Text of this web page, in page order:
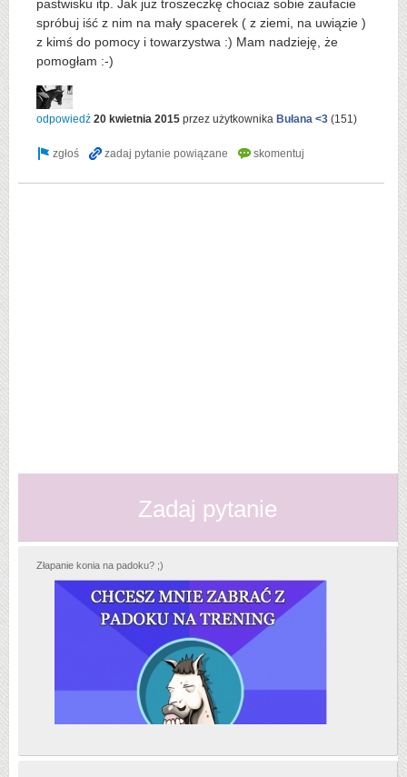
pastwisku itp. Jak już troszeczkę chociaż sobie zaufacie
spróbuj iść z nim na mały spacerek ( z ziemi, na uwiązie )
z kimś do pomocy i towarzystwa :) Mam nadzieję, że
pomogłam :-)
odpowiedź 20 kwietnia 2015 przez użytkownika Bułana <3 (151)
Zadaj pytanie
Złapanie konia na padoku? ;)